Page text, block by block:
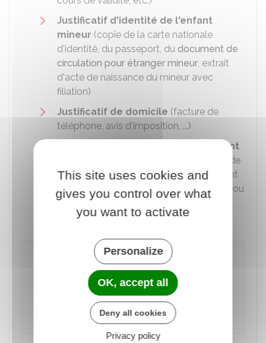
Justificatif d'identité de l'enfant
mineur (copie de la carte nationale
d'identité, du passeport, du document de
circulation pour étranger mineur, extrait
d'acte de naissance du mineur avec
filiation)
Justificatif de domicile (facture de
téléphone, avis d'imposition, ...)
document pertinent permettant
et de
prendre une décision (extrait de jugement
de divorce, copie de billet d'avion, mails ou
SMS ou courriers échangés entre les
parents, etc.).
Si vous avez déjà saisi le juge pour obtenir
une mesure d'interdiction de sortie du
territoire (IST), vous devez le signaler et en
apporter la preuve.
This site uses cookies and
gives you control over what
you want to activate
Personalize
OK, accept all
Deny all cookies
Privacy policy